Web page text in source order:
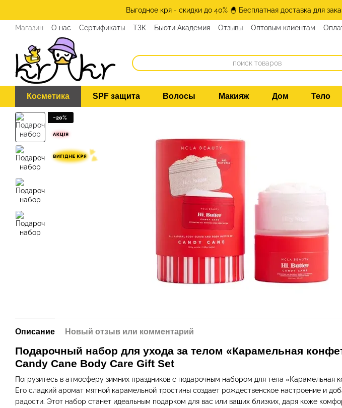
Выгодное кря - скидки до 40% 🐣 Бесплатная доставка для
Магазин О нас Сертификаты ТЗК Бьюти Академия Отзывы Оптовым клиентам
Косметика SPF защита Волосы Макияж Дом Тело
−20%
Описание Новый отзыв или комментарий
Подарочный набор для ухода за телом «Карамельная
Candy Cane Body Care Gift Set
Погрузитесь в атмосферу зимних праздников с подарочным набором для тела «Карамельная
Его сладкий аромат мятной карамельной тростины создает рождественское настроение и
радости. Этот набор станет идеальным подарком для вас или ваших близких, даря коже